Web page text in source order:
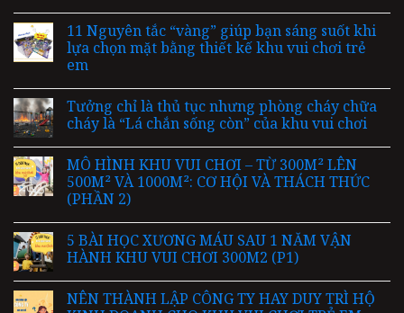
11 Nguyên tắc “vàng” giúp bạn sáng suốt khi
lựa chọn mặt bằng thiết kế khu vui chơi trẻ
em
Tưởng chỉ là thủ tục nhưng phòng cháy chữa
cháy là “Lá chắn sống còn” của khu vui chơi
MÔ HÌNH KHU VUI CHƠI – TỪ 300M² LÊN
500M² VÀ 1000M²: CƠ HỘI VÀ THÁCH THỨC
(PHẦN 2)
5 BÀI HỌC XƯƠNG MÁU SAU 1 NĂM VẬN
HÀNH KHU VUI CHƠI 300M2 (P1)
NÊN THÀNH LẬP CÔNG TY HAY DUY TRÌ HỘ